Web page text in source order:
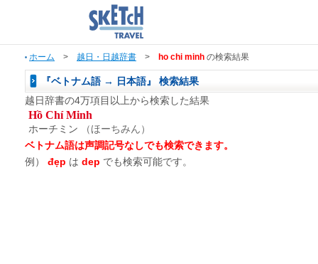
ホーム > 越日・日越辞書 > ho chi minh の検索結果
『ベトナム語 → 日本語』 検索結果
越日辞書の4万項目以上から検索した結果
Hồ Chí Minh
ホーチミン （ほーちみん）
ベトナム語は声調記号なしでも検索できます。
例）
đẹp は dep でも検索可能です。